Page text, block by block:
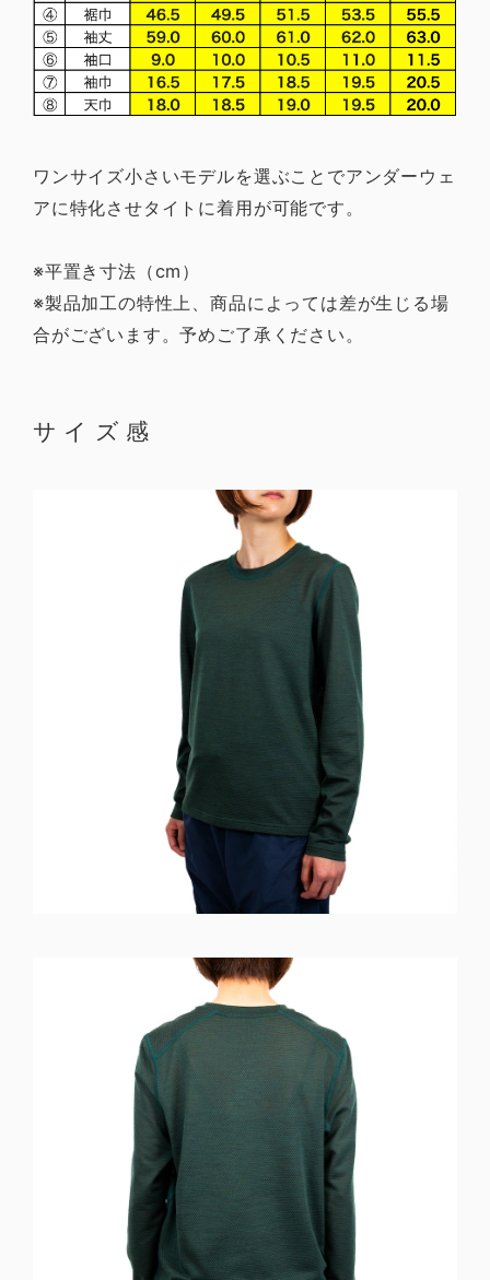
ワンサイズ小さいモデルを選ぶことでアンダーウェ
アに特化させタイトに着用が可能です。
※平置き寸法（cm）
※製品加工の特性上、商品によっては差が生じる場
合がございます。予めご了承ください。
サイズ感